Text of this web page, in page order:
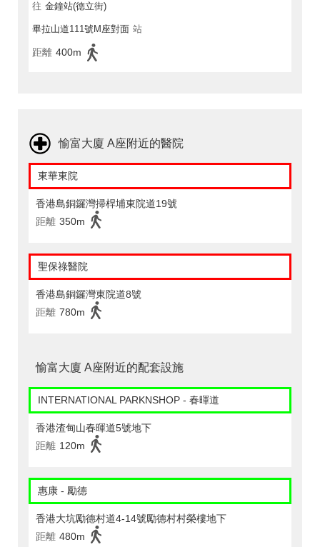
往 金鐘站(德立街)
畢拉山道111號M座對面 站
距離 400m
愉富大廈 A座附近的醫院
東華東院
香港島銅鑼灣掃桿埔東院道19號
距離 350m
聖保祿醫院
香港島銅鑼灣東院道8號
距離 780m
愉富大廈 A座附近的配套設施
INTERNATIONAL PARKNSHOP - 春暉道
香港渣甸山春暉道5號地下
距離 120m
惠康 - 勵德
香港大坑勵德村道4-14號勵德村村榮樓地下
距離 480m